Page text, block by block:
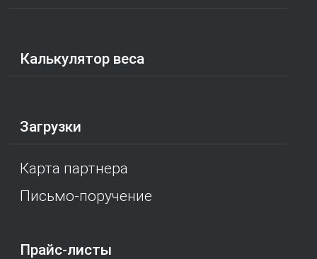
Калькулятор веса
Загрузки
Карта партнера
Письмо-поручение
Прайс-листы